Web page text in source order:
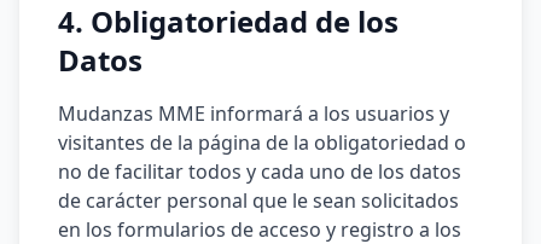
4. Obligatoriedad de los
Datos
Mudanzas MME informará a los usuarios y
visitantes de la página de la obligatoriedad o
no de facilitar todos y cada uno de los datos
de carácter personal que le sean solicitados
en los formularios de acceso y registro a los